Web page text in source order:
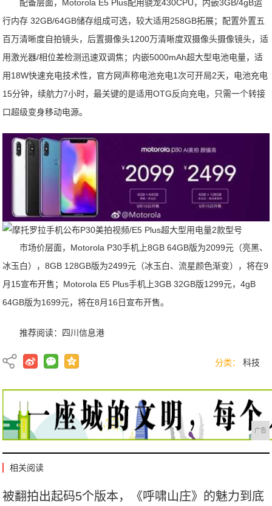
配备层面，Motorola E5 Plus配用骁龙430CPU，内嵌3GB/4gB运
行内存 32GB/64GB储存组成可选，较大适用258GB拓展；配置外置五
百万清晰度自拍镜头，后置摄像头1200万清晰度双摄像头摄像镜头，适
用激光器/相位差检测迅速双调焦；内嵌5000mAh超大型电池电量，适
用18W快速充电技术性，官方网声称电池充电1次可开局2天，电池充电
15分钟，续航力7小时，最关键的是适用OTG反向充电，只需一个转接
口超级变身移动电源。
市场价层面，Motorola P30手机上8GB 64GB版为2099元（亮黑、
冰玉白），8GB 128GB版为2499元（冰玉白、流星颜色渐变），将在9
月15宣布开售；Motorola E5 Plus手机上3GB 32GB版1299元，4gB
64GB版为1699元，将在8月16日宣布开售。
推荐阅读： 四川信息港
分类： 科技
广告
相关阅读
被翻拍出起码5个版本，《呼啸山庄》的魅力到底